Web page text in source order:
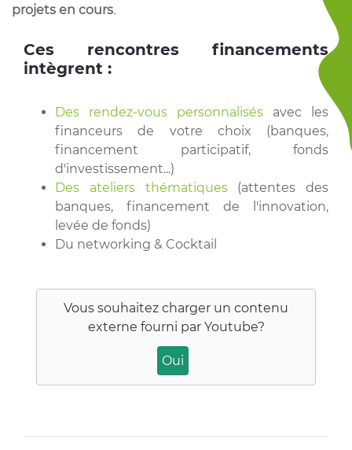
projets en cours.
Ces rencontres financements
intègrent :
Des rendez-vous personnalisés avec les
financeurs de votre choix (banques,
financement participatif, fonds
d'investissement...)
Des ateliers thématiques(attentes des
banques, financement de l'innovation,
levée de fonds)
Du networking & Cocktail
Vous souhaitez charger un contenu
externe fourni par Youtube?
Oui